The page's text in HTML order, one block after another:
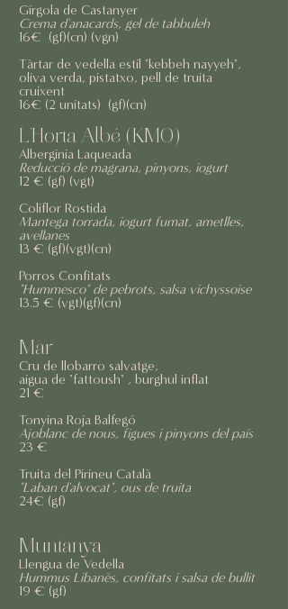
Gírgola de Castanyer
Crema d'anacards, gel de tabbuleh
16€ (gf)(cn) (vgn)
Tàrtar de vedella estil "kebbeh nayyeh",
oliva verda, pistatxo, pell de truita
cruixent
16€ (2 unitats) (gf)(cn)​
L'Horta Albé (KM0)
Albergínia Laqueada
Reducció de magrana, pinyons, iogurt
12 € (gf) (vgt)
Coliflor Rostida
Mantega torrada, iogurt fumat, ametlles,
avellanes
13 € (gf)(vgt)(cn)
Porros Confitats
"Hummesco" de pebrots, salsa vichyssoise
13.5 € (vgt)(gf)(cn)
Mar​
Cru de llobarro salvatge,
aigua de "fattoush" , burghul inflat
21 €
Tonyina Roja Balfegó
Ajoblanc de nous, figues i pinyons del país
23 €
Truita del Pirineu Català
"Laban d'alvocat", ous de truita
24€ (gf)
Muntanya
Llengua de Vedella
Hummus Libanès, confitats i salsa de bullit
19 € (gf)